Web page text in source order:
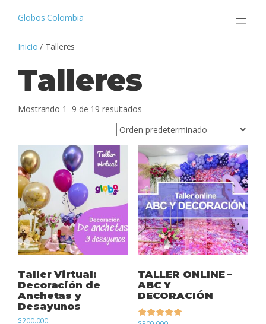
Globos Colombia
Inicio / Talleres
Talleres
Mostrando 1–9 de 19 resultados
Taller Virtual:
Decoración de
Anchetas y
Desayunos
$200.000
TALLER ONLINE –
ABC Y
DECORACIÓN